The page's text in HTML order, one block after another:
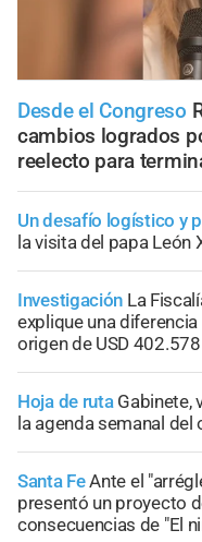
Desde el Congreso
cambios logrados
reelecto para
Un desafío logístico y
la visita del papa León
Investigación La
explique una
origen de USD 402.578
Hoja de ruta Gabinete,
la agenda semanal
Santa FeAnte el
presentó un proyecto
consecuencias de "El